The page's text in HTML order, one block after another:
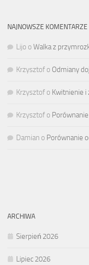
NAJNOWSZE KOMENTARZE
Lijo o Walka z
Krzysztof o Odmiany
Krzysztof o Kwitnienie i
Krzysztof o
Damian o Porównanie
ARCHIWA
Sierpień 2026
Lipiec 2026